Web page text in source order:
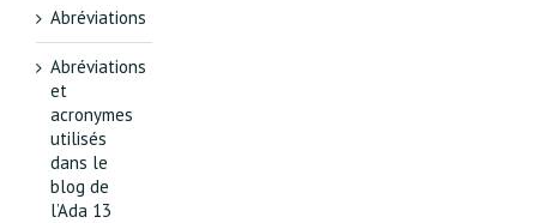
Abréviations
Abréviations
et
acronymes
utilisés
dans le
blog de
l’Ada 13